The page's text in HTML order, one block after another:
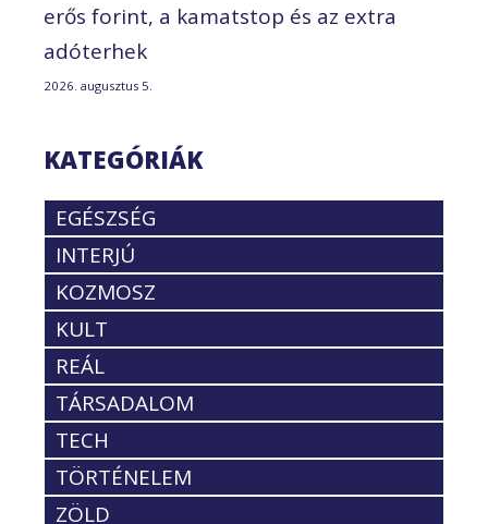
erős forint, a kamatstop és az extra
adóterhek
2026. augusztus 5.
KATEGÓRIÁK
EGÉSZSÉG
INTERJÚ
KOZMOSZ
KULT
REÁL
TÁRSADALOM
TECH
TÖRTÉNELEM
ZÖLD